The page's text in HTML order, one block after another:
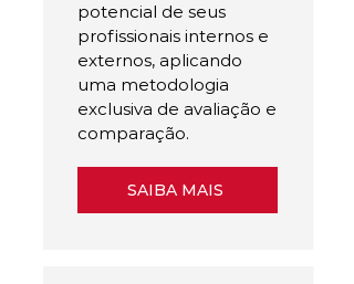
potencial de seus
profissionais internos e
externos, aplicando
uma metodologia
exclusiva de avaliação e
comparação.
SAIBA MAIS